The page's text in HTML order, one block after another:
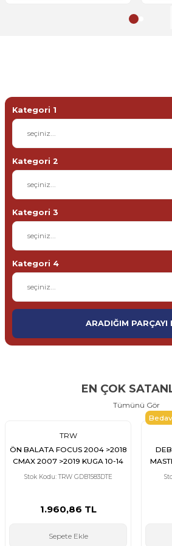
Kategori 1
Kategori 2
Kategori 3
Kategori 4
ARADIĞIM PARÇAYI
EN ÇOK
Tümünü Gör
TRW
ÖN BALATA FOCUS 2004 >2018
CMAX 2007 >2019 KUGA 10-14
TRANSIT TOURNEO CONNECT
C30 2006-2012 MAZDA 3 08-14
Stok Kodu: TRW GDB1583DTE
1.960,86 TL
Sepete Ekle